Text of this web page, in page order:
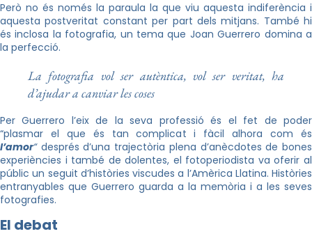
Però no és només la paraula la que viu aquesta indiferència i
aquesta postveritat constant per part dels mitjans. També hi
és inclosa la fotografia, un tema que Joan Guerrero domina a
la perfecció.
La fotografia vol ser autèntica, vol ser veritat, ha
d’ajudar a canviar les coses
Per Guerrero l’eix de la seva professió és el fet de poder
“plasmar el que és tan complicat i fàcil alhora com és
l’amor“després d’una trajectòria plena d’anècdotes de bones
experiències i també de dolentes, el fotoperiodista va oferir al
públic un seguit d’històries viscudes a l’Amèrica Llatina. Històries
entranyables que Guerrero guarda a la memòria i a les seves
fotografies.
El debat